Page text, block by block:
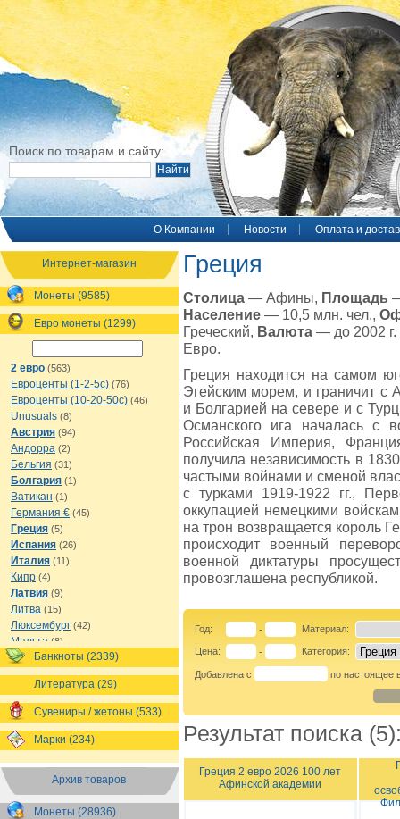
Поиск по товарам и сайту:
O Компании Новости Оплата и
Интернет-магазин
Монеты (9585)
Евро монеты (1299)
2 евро (563)
Евроценты (1-2-5с) (76)
Евроценты (10-20-50с) (46)
Unusuals (8)
Австрия (94)
Андорра (2)
Бельгия (31)
Болгария (1)
Ватикан (1)
Германия € (45)
Греция (5)
Испания (26)
Италия (11)
Кипр (4)
Латвия (9)
Литва (15)
Люксембург (42)
Мальта (8)
Монако(8)
Нидерланды(21)
Португалия(67)
Сан-Марино(35)
Словакия(7)
Словения(8)
Финляндия(65)
Франция(91)
Эстония (10)
Банкноты (2339)
Литература (29)
Сувениры / жетоны (533)
Марки (234)
Архив товаров
Монеты (28936)
Греция
Столица — Афины, Площадь
Население — 10,5 млн. чел.,
Греческий, Валюта — до 2002
Евро.
Греция находится на самом
Эгейским морем, и граничит с
и Болгарией на севере и с
Османского ига началась с
Российская Империя,
получила независимость в
частыми войнами и сменой
с турками 1919-1922 гг.,
оккупацией немецкими
на трон возвращается король
происходит военный
военной диктатуры
провозглашена республикой.
Год: - Материал:
Цена: - Категория:
Добавлена с по настоящее
Результат поиска
Греция 2 евро 2026 100 лет
Афинской академии